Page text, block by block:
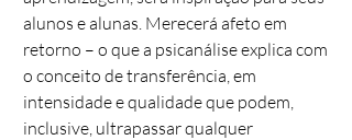
alunos e alunas. Merecerá afeto em
retorno – o que a psicanálise explica com
o conceito de transferência, em
intensidade e qualidade que podem,
inclusive, ultrapassar qualquer